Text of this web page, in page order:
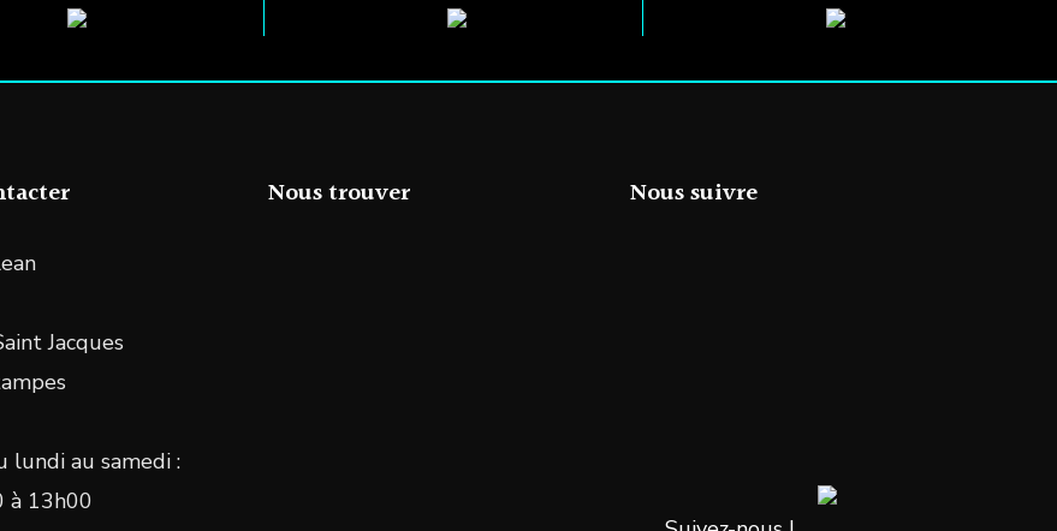
Jacques
lundi au samedi :
à 13h00
Nous trouver Nous suivre